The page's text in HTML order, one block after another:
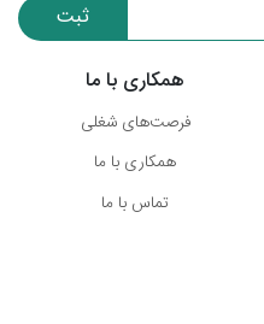
ثبت
همکاری با ما
فرصت‌های شغلی
همکاری با ما
تماس با ما